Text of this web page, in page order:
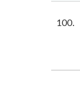
100